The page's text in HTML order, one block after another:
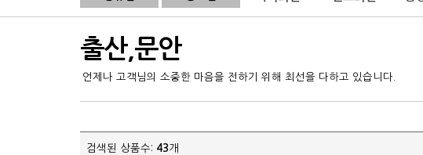
출산,문안
언제나 고객님의 소중한 마음을 전하기 위해 최선을 다하고 있습니다.
검색된 상품수: 43개